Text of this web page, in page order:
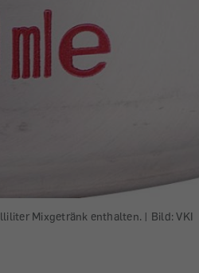
Mixgetränk enthalten. | Bild:VKI